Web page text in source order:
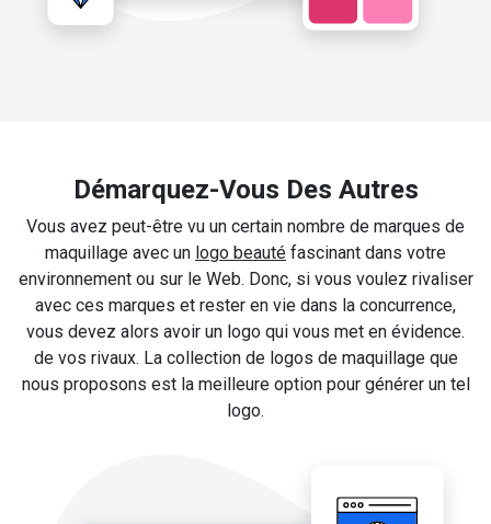
Démarquez-Vous Des Autres
Vous avez peut-être vu un certain nombre de marques de
maquillage avec un logo beauté fascinant dans votre
environnement ou sur le Web. Donc, si vous voulez rivaliser
avec ces marques et rester en vie dans la concurrence,
vous devez alors avoir un logo qui vous met en évidence.
de vos rivaux. La collection de logos de maquillage que
nous proposons est la meilleure option pour générer un tel
logo.